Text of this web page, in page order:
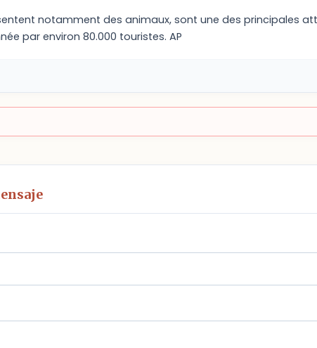
notamment des animaux, sont une des principales
par environ 80.000 touristes. AP